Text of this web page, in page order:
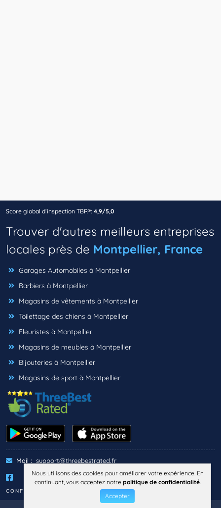
Score global d’inspection TBR®: 4,9/5,0
Trouver d'autres meilleurs entreprises
locales près de Montpellier, France
Garages Automobiles à Montpellier
Barbiers à Montpellier
Magasins de vêtements à Montpellier
Toilettage des chiens à Montpellier
Fleuristes à Montpellier
Magasins de meubles à Montpellier
Bijouteries à Montpellier
Magasins de sport à Montpellier
Mail : support@threebestrated.fr
CONFIDENTIALITÉ MENTIONS LÉGALES
Nous utilisons des cookies pour améliorer votre expérience. En
continuant, vous acceptez notre politique de confidentialité.
Accepter